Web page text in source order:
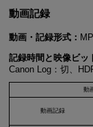
動画記録
動画・記録形式：
記録時間と映像ビッ
Canon Log：切、
動
動画記録